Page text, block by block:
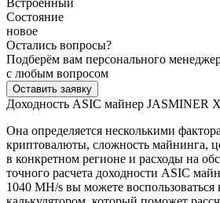
Состояние
новое
Остались вопросы?
Подберём вам персонального
с любым вопросом
Оставить заявку
Доходность ASIC майнер JASMINER
Она определяется несколькими
криптовалюты, сложность майнинга,
в конкретном регионе и расходы на
точного расчета доходности ASIC
1040 MH/s вы можете